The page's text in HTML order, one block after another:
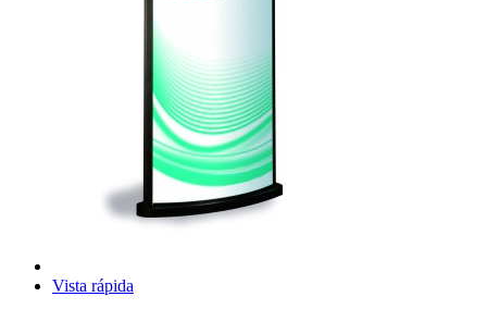
Vista rápida